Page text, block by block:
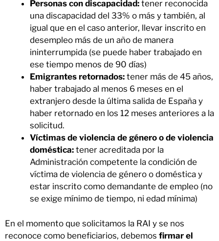
Personas con discapacidad: tener reconocida
una discapacidad del 33% o más y también, al
igual que en el caso anterior, llevar inscrito en
desempleo más de un año de manera
ininterrumpida (se puede haber trabajado en
ese tiempo menos de 90 días)
Emigrantes retornados: tener más de 45 años,
haber trabajado al menos 6 meses en el
extranjero desde la última salida de España y
haber retornado en los 12 meses anteriores a la
solicitud.
Víctimas de violencia de género o de violencia
doméstica: tener acreditada por la
Administración competente la condición de
víctima de violencia de género o doméstica y
estar inscrito como demandante de empleo (no
se exige mínimo de tiempo, ni edad mínima)
En el momento que solicitamos la RAI y se nos
reconoce como beneficiarios, debemos firmar el